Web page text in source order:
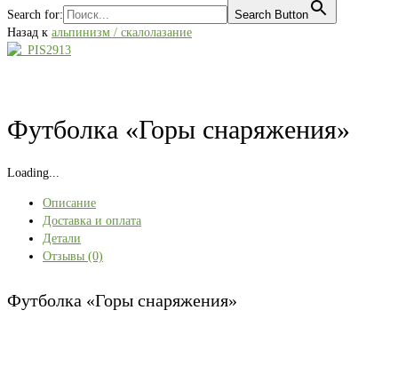
Search for:
Search Button
Назад к альпинизм / скалолазание
Футболка «Горы снаряжения»
Loading...
Описание
Доставка и оплата
Детали
Отзывы (0)
Футболка «Горы снаряжения»